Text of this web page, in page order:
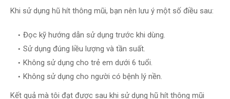
Khi sử dụng hũ hít thông mũi, bạn nên lưu ý một số điều sau:
Đọc kỹ hướng dẫn sử dụng trước khi dùng.
Sử dụng đúng liều lượng và tần suất.
Không sử dụng cho trẻ em dưới 6 tuổi.
Không sử dụng cho người có bệnh lý nền.
Kết quả mà tôi đạt được sau khi sử dụng hũ hít thông mũi